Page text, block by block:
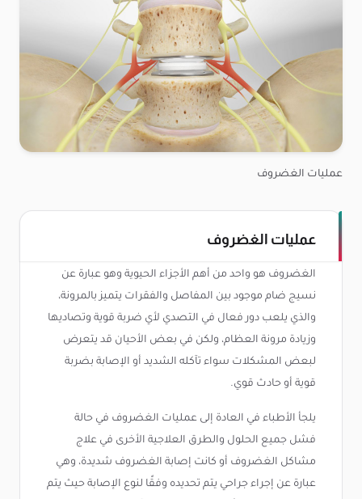
عمليات الغضروف
عمليات الغضروف
الغضروف هو واحد من أهم الأجزاء الحيوية وهو عبارة عن
نسيج ضام موجود بين المفاصل والفقرات يتميز بالمرونة،
والذي يلعب دور فعال في التصدي لأي ضربة قوية وتصاديها
وزيادة مرونة العظام، ولكن في بعض الأحيان قد يتعرض
لبعض المشكلات سواء تآكله الشديد أو الإصابة بضربة
قوية أو حادث قوي.
يلجأ الأطباء في العادة إلى عمليات الغضروف في حالة
فشل جميع الحلول والطرق العلاجية الأخرى في علاج
مشاكل الغضروف أو كانت إصابة الغضروف شديدة، وهي
عبارة عن إجراء جراحي يتم تحديده وفقًا لنوع الإصابة حيث يتم